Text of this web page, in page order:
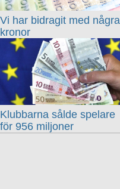
Vi har bidragit med några
kronor
Klubbarna sålde spelare
för 956 miljoner